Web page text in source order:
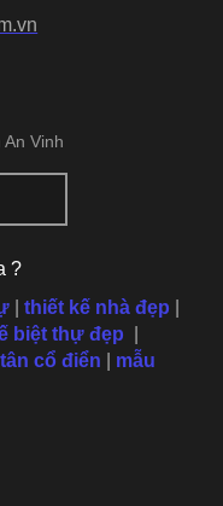
Vinh
?
|thiết kế nhà đẹp
biệt thự đẹp
cổ điển
mẫu